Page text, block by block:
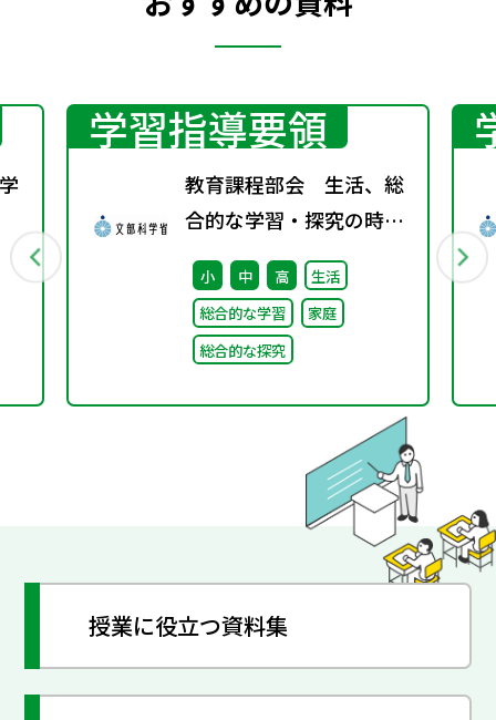
学習指導要領
教育課程部会 生活、総
合的な学習・探究の時間
ワーキンググループ（第
4回） 配付資料
小 中 高
生活
総合的な学習
家庭
総合的な探究
授業に役立つ資料集